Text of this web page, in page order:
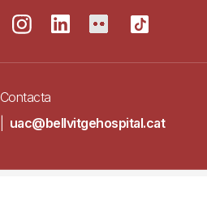
Contacta
uac@bellvitgehospital.cat